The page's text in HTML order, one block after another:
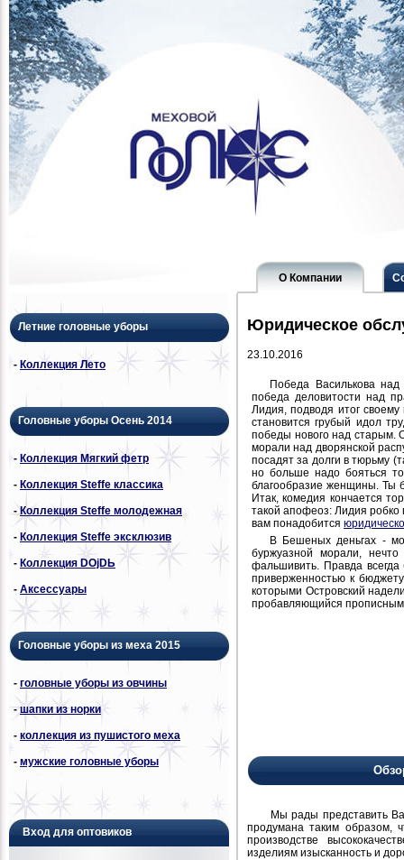
О Компании
Летние головные уборы
- Коллекция Лето
Головные уборы Осень 2014
- Коллекция Мягкий фетр
- Коллекция Steffe классика
-Коллекция Steffe молодежная
- Коллекция Steffe эксклюзив
- Коллекция DОjDЬ
- Аксессуары
Головные уборы из меха 2015
- головные уборы из овчины
-шапки из норки
- коллекция из пушистого меха
- мужские головные уборы
Вход для оптовиков
Юридическое
23.10.2016
Победа Василькова над
победа деловитости над
Лидия, подводя итог
становится грубый идол
победы нового над старым.
морали над дворянской
посадят за долги в тюрьму
но больше надо бояться
благообразие женщины. Ты
Итак, комедия кончается
такой апофеоз: Лидия робко
вам понадобится
В Бешеных деньгах -
буржуазной морали,
фальшивить. Правда всегда
приверженностью к
которыми Островский
пробавляющийся
Мы рады представить Вам
продумана таким образом,
производстве
изделиям изысканность и